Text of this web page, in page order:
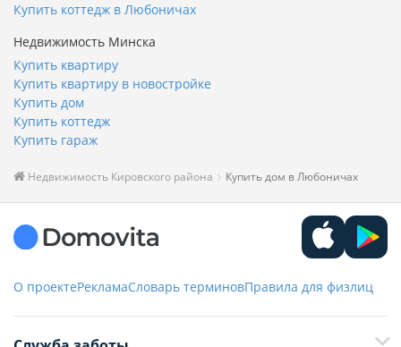
Купить коттедж в Любоничах
Недвижимость Минска
Купить квартиру
Купить квартиру в новостройке
Купить дом
Купить коттедж
Купить гараж
Недвижимость Кировского района Купить дом в Любоничах
О проектеРекламаСловарь терминовПравила для физлиц